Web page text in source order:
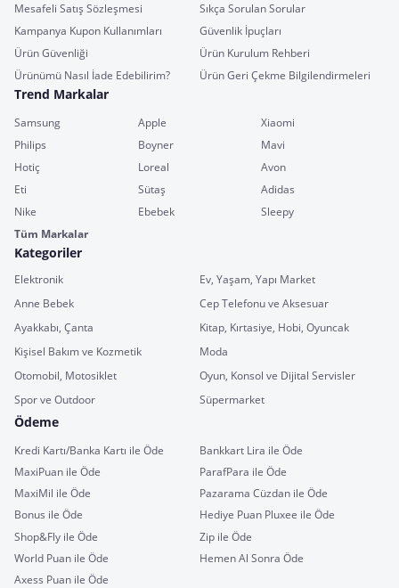
Mesafeli Satış Sözleşmesi
Sıkça Sorulan Sorular
Kampanya Kupon Kullanımları
Güvenlik İpuçları
Ürün Güvenliği
Ürün Kurulum Rehberi
Ürünümü Nasıl İade Edebilirim?
Ürün Geri Çekme Bilgilendirmeleri
Trend Markalar
Samsung Apple
Xiaomi
Philips
Boyner
Mavi
Hotiç
Loreal
Avon
Eti
Sütaş
Adidas
Nike
Ebebek
Sleepy
Tüm Markalar
Kategoriler
Elektronik
Ev, Yaşam, Yapı Market
Anne Bebek
Cep Telefonu ve Aksesuar
Ayakkabı, Çanta
Kitap, Kırtasiye, Hobi, Oyuncak
Kişisel Bakım ve Kozmetik
Moda
Otomobil, Motosiklet
Oyun, Konsol ve Dijital Servisler
Spor ve Outdoor
Süpermarket
Ödeme
Kredi Kartı/Banka Kartı ile Öde
Bankkart Lira ile Öde
MaxiPuan ile Öde
ParafPara ile Öde
MaxiMil ile Öde
Pazarama Cüzdan ile Öde
Bonus ile Öde
Hediye Puan Pluxee ile Öde
Shop&Fly ile Öde
Zip ile Öde
World Puan ile Öde
Hemen Al Sonra Öde
Axess Puan ile Öde